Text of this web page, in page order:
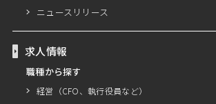
ニュースリリース
求人情報
職種から探す
経営（CFO、執行役員など）